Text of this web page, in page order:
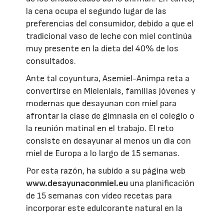
la cena ocupa el segundo lugar de las
preferencias del consumidor, debido a que el
tradicional vaso de leche con miel continúa
muy presente en la dieta del 40% de los
consultados.
Ante tal coyuntura, Asemiel-Animpa reta a
convertirse en Mielenials, familias jóvenes y
modernas que desayunan con miel para
afrontar la clase de gimnasia en el colegio o
la reunión matinal en el trabajo. El reto
consiste en desayunar al menos un día con
miel de Europa a lo largo de 15 semanas.
Por esta razón, ha subido a su página web
www.desayunaconmiel.eu una planificación
de 15 semanas con vídeo recetas para
incorporar este edulcorante natural en la